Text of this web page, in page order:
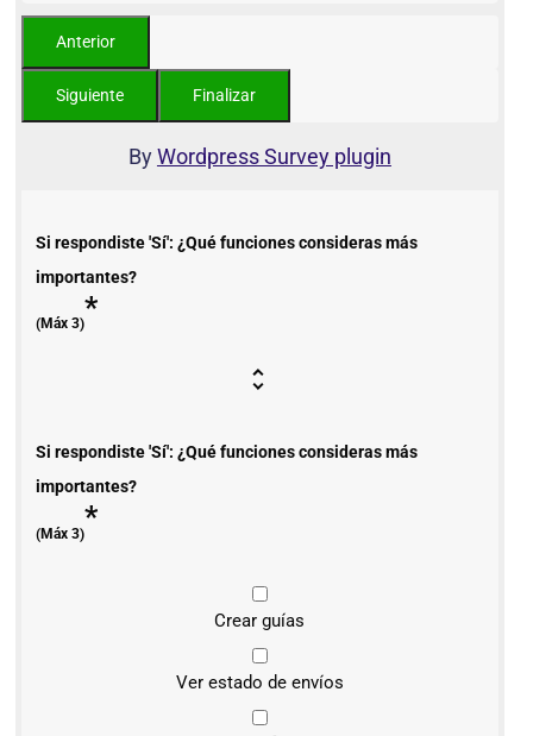
ByWordpress Survey plugin
Si respondiste 'Sí': ¿Qué funciones consideras más
importantes?
(Máx 3)*
Si respondiste 'Sí': ¿Qué funciones consideras más
importantes?
(Máx 3)*
Crear guías
Ver estado de envíos